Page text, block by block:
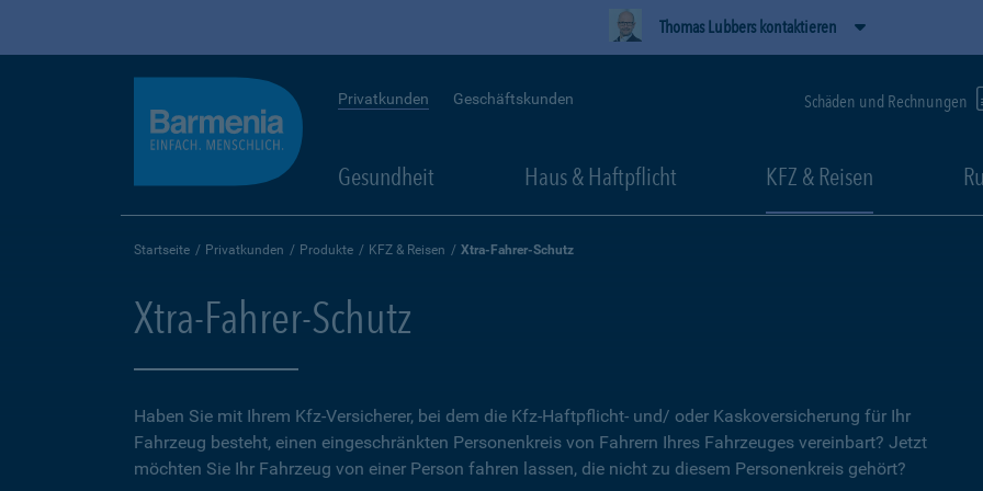
Thomas Lubbers kontaktieren
Privatkunden Geschäftskunden Schäden und Rechnungen
Gesundheit Haus & Haftpflicht KFZ & Reisen
Startseite Privatkunden Produkte KFZ & Reisen Xtra-Fahrer-Schutz
Xtra-Fahrer-Schutz
Haben Sie mit Ihrem Kfz-Versicherer, bei dem die Kfz-Haftpflicht- und/ oder Kaskoversicherung für Ihr
Fahrzeug besteht, einen eingeschränkten Personenkreis von Fahrern Ihres Fahrzeuges vereinbart? Jetzt
möchten Sie Ihr Fahrzeug von einer Person fahren lassen, die nicht zu diesem Personenkreis gehört?